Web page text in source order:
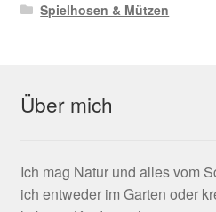
Spielhosen & Mützen
Über mich
Ich mag Natur und alles vom
ich entweder im Garten oder